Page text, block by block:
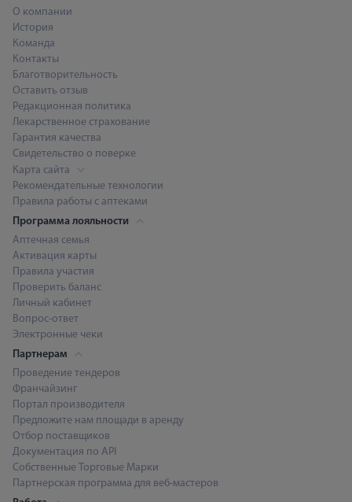
О компании
История
Команда
Контакты
Благотворительность
Оставить отзыв
Редакционная политика
Лекарственное страхование
Гарантия качества
Свидетельство о поверке
Карта сайта
Рекомендательные технологии
Правила работы с аптеками
Программа лояльности
Аптечная семья
Активация карты
Правила участия
Проверить баланс
Личный кабинет
Вопрос-ответ
Электронные чеки
Партнерам
Проведение тендеров
Франчайзинг
Портал производителя
Предложите нам площади в аренду
Отбор поставщиков
Документация по API
Собственные Торговые Марки
Партнерская программа для веб-мастеров